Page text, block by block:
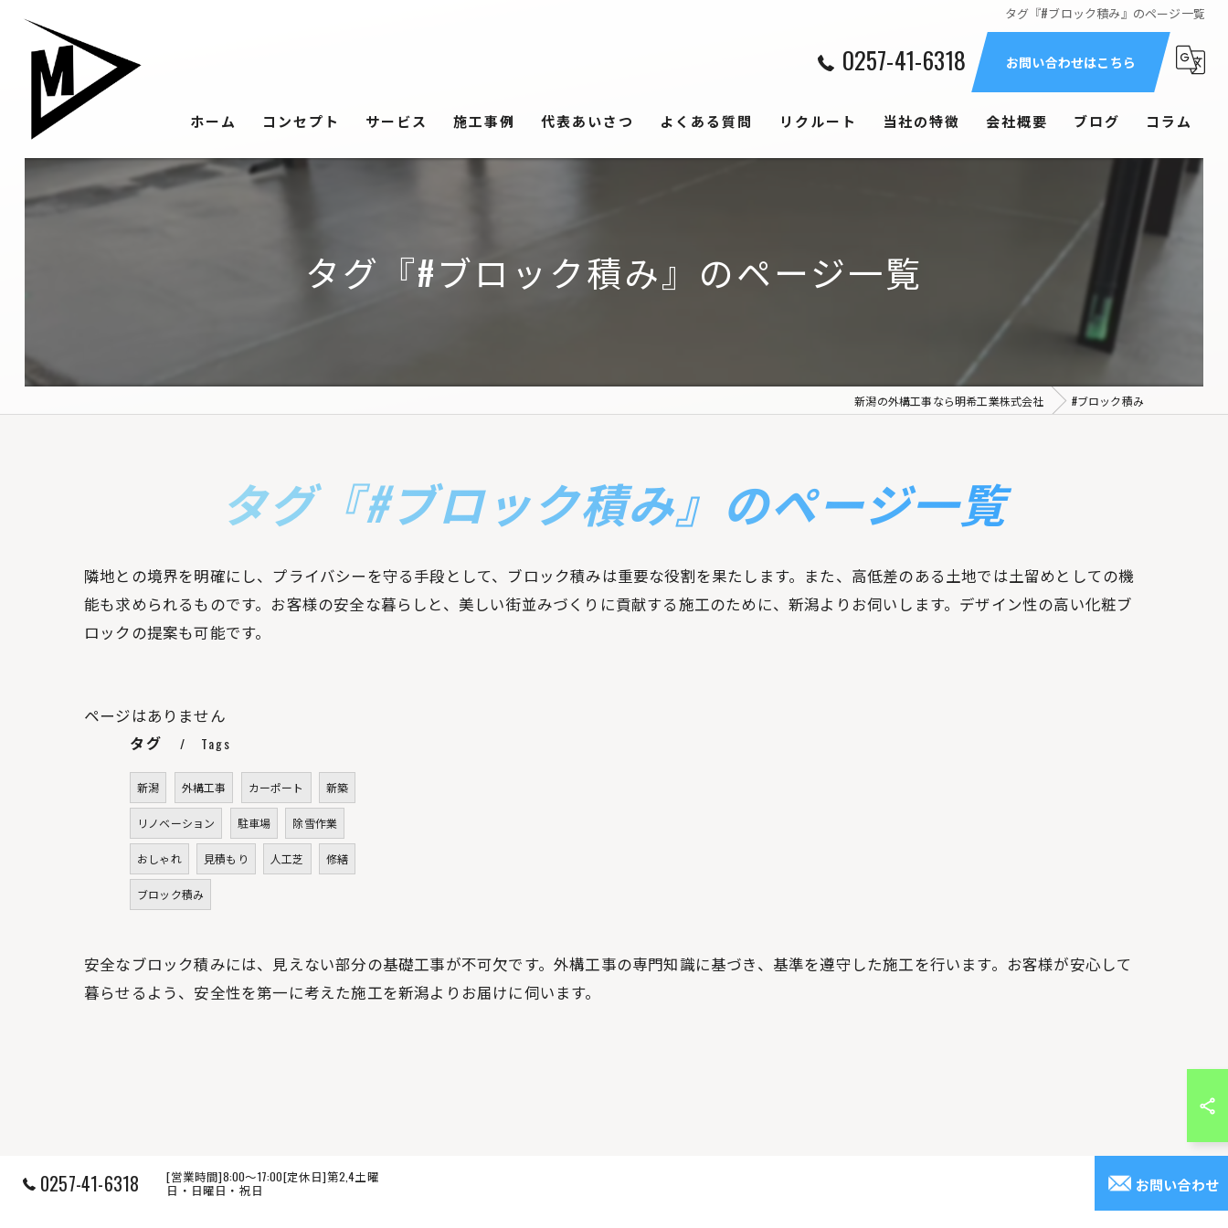
タグ『#ブロック積み』のページ一覧
0257-41-6318 お問い合わせはこちら
ホーム コンセプト サービス 施工事例 代表あいさつ よくある質問 リクルート 当社の特徴
庭
会社概要 ブログ コラム
タグ『#ブロック積み』のページ一覧
新潟の外構工事なら明希工業株式会社 #ブロック積み
タグ『#ブロック積み』のページ一覧
隣地との境界を明確にし、プライバシーを守る手段として、ブロック積みは重要な役割を果たします。また、高低差のある土地では土留めとしての機
能も求められるものです。お客様の安全な暮らしと、美しい街並みづくりに貢献する施工のために、新潟よりお伺いします。デザイン性の高い化粧ブ
ロックの提案も可能です。
ページはありません
タグ Tags
新潟 外構工事 カーポート 新築
リノベーション 駐車場 除雪作業
おしゃれ 見積もり 人工芝 修繕
ブロック積み
安全なブロック積みには、見えない部分の基礎工事が不可欠です。外構工事の専門知識に基づき、基準を遵守した施工を行います。お客様が安心して
暮らせるよう、安全性を第一に考えた施工を新潟よりお届けに伺います。
0257-41-6318 [営業時間]8:00～17:00[定休日]第2,4土曜
日・日曜日・祝日 お問い合わせ
お問い合わせはこちら